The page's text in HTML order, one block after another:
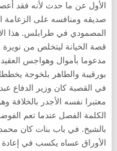
الأول عن ما حدث لأنه فقد
صديقه ومنافسه على الزعامة
المصمودي في طرابلس. هذا
قصة الخيانة ليتخلص من
مدعوما بأموال وهواجس
بورقيبة والطاهر بلخوجة
في القصبة كان وزير الدفاع
معتبرا نفسه الأجدر
الكلمة الفصل عندما تعم
بالشيخ. في باب بنات كان
الأوراق عساه يكسب في